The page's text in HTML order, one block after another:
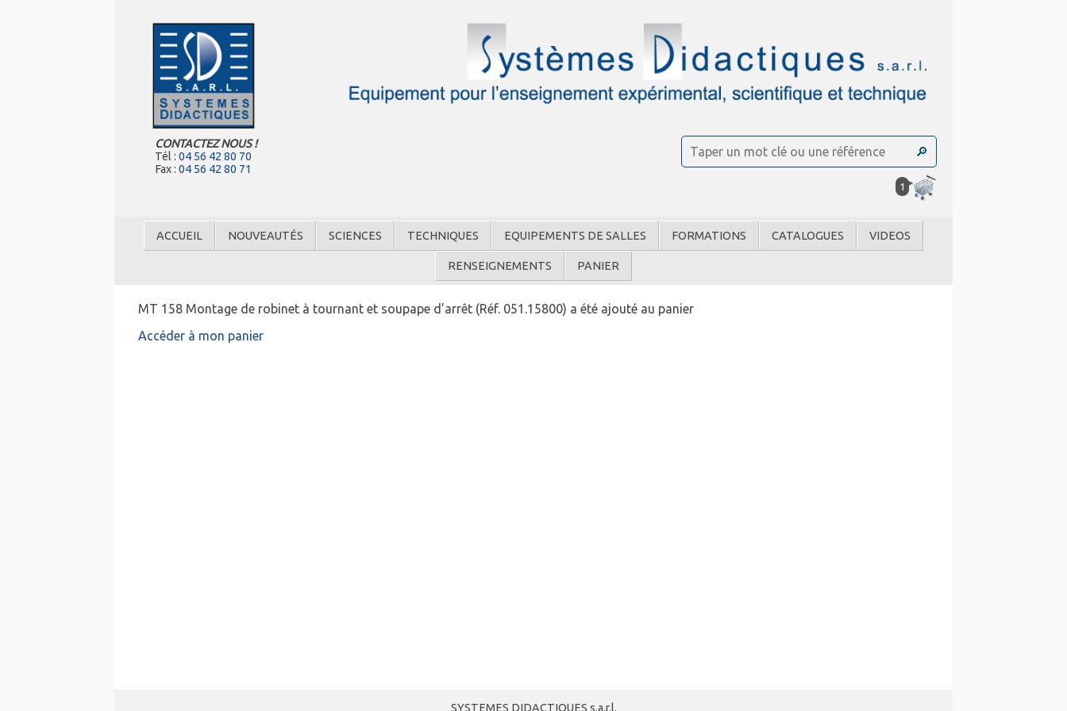
CONTACTEZ NOUS !
Tél : 04 56 42 80 70
Fax : 04 56 42 80 71
1
ACCUEIL NOUVEAUTÉS SCIENCES TECHNIQUES EQUIPEMENTS DE SALLES FORMATIONS CATALOGUES VIDEOS
RENSEIGNEMENTS PANIER
MT 158 Montage de robinet à tournant et soupape d’arrêt (Réf. 051.15800) a été ajouté au panier
Accéder à mon panier
SYSTEMES DIDACTIQUES s.a.r.l.